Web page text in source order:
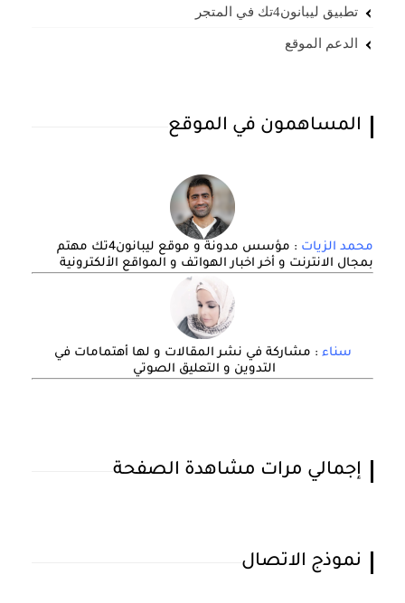
تطبيق ليبانون4تك في المتجر
الدعم الموقع
المساهمون في الموقع
محمد الزيات
: مؤسس مدونة و موقع ليبانون4تك مهتم
بمجال الانترنت و أخر اخبار الهواتف و المواقع الألكترونية
سناء : مشاركة في نشر المقالات و لها أهتمامات في
التدوين و التعليق الصوتي
إجمالي مرات مشاهدة الصفحة
نموذج الاتصال